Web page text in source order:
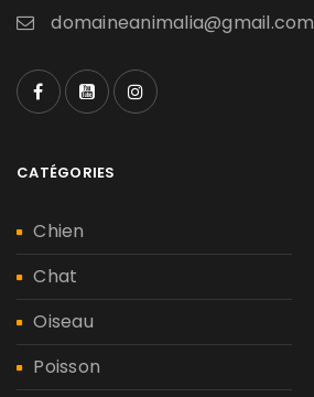
domaineanimalia@gmail.com
CATÉGORIES
Chien
Chat
Oiseau
Poisson